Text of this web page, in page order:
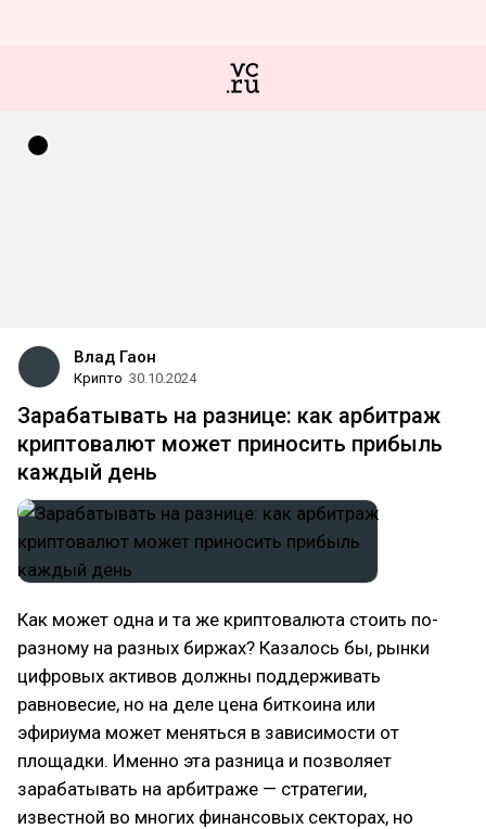
Влад Гаон
Крипто 30.10.2024
Зарабатывать на разнице: как арбитраж
криптовалют может приносить прибыль
каждый день
Как может одна и та же криптовалюта стоить по-
разному на разных биржах? Казалось бы, рынки
цифровых активов должны поддерживать
равновесие, но на деле цена биткоина или
эфириума может меняться в зависимости от
площадки. Именно эта разница и позволяет
зарабатывать на арбитраже — стратегии,
известной во многих финансовых секторах, но